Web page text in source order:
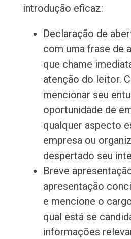
introdução eficaz:
Declaração de
com uma frase de
que chame
atenção do leitor.
mencionar seu
oportunidade de
qualquer aspecto
empresa ou
despertado seu
Breve
apresentação
e mencione o
qual está se
informações